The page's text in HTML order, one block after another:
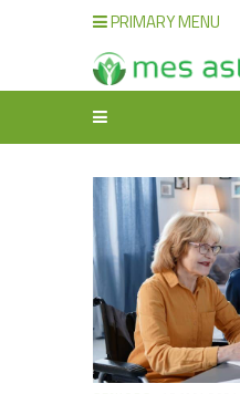
PRIMARY MENU